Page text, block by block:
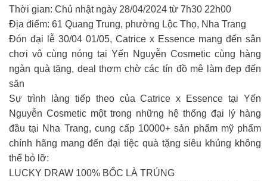
Thời gian: Chủ nhật ngày 28/04/2024 từ 7h30 22h00
Địa điểm: 61 Quang Trung, phường Lộc Thọ, Nha Trang
Đón đại lễ 30/04 01/05, Catrice x Essence mang đến sân
chơi vô cùng nóng tại Yến Nguyễn Cosmetic cùng hàng
ngàn quà tặng, deal thơm chờ các tín đồ mê làm đẹp đến
săn
Sự trình làng tiếp theo của Catrice x Essence tại Yến
Nguyễn Cosmetic một trong những hệ thống đại lý hàng
đầu tại Nha Trang, cung cấp 10000+ sản phẩm mỹ phẩm
chính hãng mang đến đại tiệc quà tặng siêu khủng không
thể bỏ lỡ:
LUCKY DRAW 100% BỐC LÀ TRÚNG